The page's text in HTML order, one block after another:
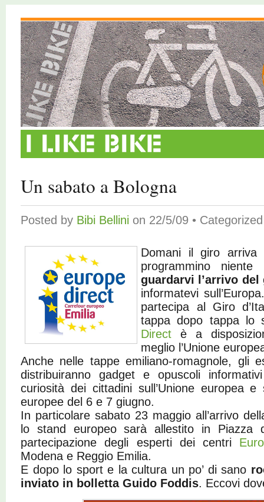
Un sabato a Bologna
Posted by Bibi Bellini on 22/5/09 •
Domani il giro arriva
programmino
guardarvi l’arrivo del
informatevi
partecipa al Giro
tappa dopo tappa
Direct è a
meglio l’Unione
Anche nelle tappe emiliano-romagnole, gli
distribuiranno gadget e opuscoli
curiosità dei cittadini sull’Unione europea e
europee del 6 e 7 giugno.
In particolare sabato 23 maggio all’arrivo
lo stand europeo sarà allestito in Piazza
partecipazione degli esperti dei centri
Modena e Reggio Emilia.
E dopo lo sport e la cultura un po’ di sano
inviato in bolletta Guido Foddis. Eccovi